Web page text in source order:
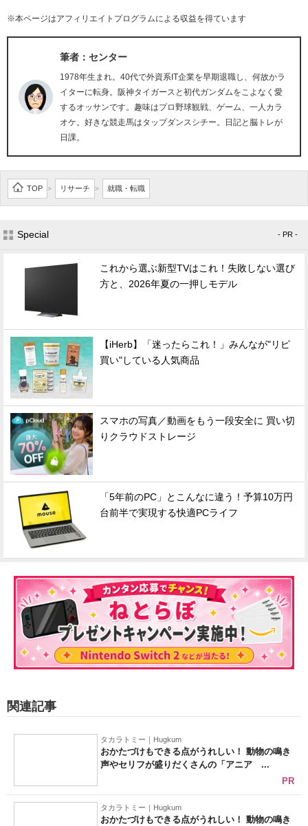
※本ページはアフィリエイトプログラムによる収益を得ています
筆者：センター
1978年生まれ。40代で外資系IT企業を早期退職し、何故かラ
イターに転身。阪神タイガースと初代ガンダムをこよなく愛
するオッサンです。趣味はプロ野球観戦、ゲーム、一人カラ
オケ。好きな競走馬はタップダンスシチー。日記と脳トレが
日課。
TOP > リサーチ > 就職・転職
Special - PR -
これから選ぶ新型TVはこれ！失敗しない選び
方と、2026年夏の一押しモデル
【iHerb】「迷ったらこれ！」みんなが"リピ
買い"している人気商品
スマホの写真／動画をもう一段安全に 買い切
りクラウドストレージ
「5年前のPC」とこんなに違う！予算10万円
台前半で実現する快適PCライフ
関連記事
タカラトミー｜Hugkum
おかたづけもできる点がうれしい！ 動物の鳴き
声やセリフが盛りだくさんの「アニア ...
PR
タカラトミー｜Hugkum
おかたづけもできる点がうれしい！ 動物の鳴き